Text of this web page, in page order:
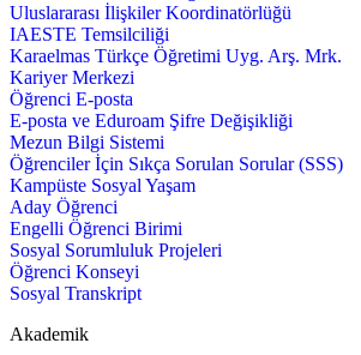
Uluslararası İlişkiler Koordinatörlüğü
IAESTE Temsilciliği
Karaelmas Türkçe Öğretimi Uyg. Arş. Mrk.
Kariyer Merkezi
Öğrenci E-posta
E-posta ve Eduroam Şifre Değişikliği
Mezun Bilgi Sistemi
Öğrenciler İçin Sıkça Sorulan Sorular (SSS)
Kampüste Sosyal Yaşam
Aday Öğrenci
Engelli Öğrenci Birimi
Sosyal Sorumluluk Projeleri
Öğrenci Konseyi
Sosyal Transkript
Akademik